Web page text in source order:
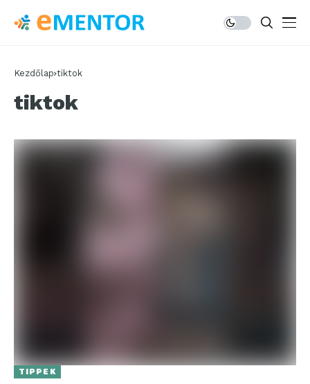
Kezdőlap tiktok
tiktok
TIPPEK